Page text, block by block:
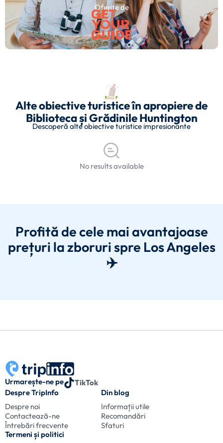
Oferite de
Alte obiective turistice în apropiere de
Biblioteca și Grădinile Huntington
Descoperă alte obiective turistice impresionante
No results available
Profită de cele mai avantajoase
prețuri la zboruri spre Los Angeles
✈️
Urmarește-ne pe
TikTok
Despre TripInfo
Despre noi
Contactează-ne
Întrebări frecvente
Din blog
Informații utile
Recomandări
Sfaturi
Termeni și politici